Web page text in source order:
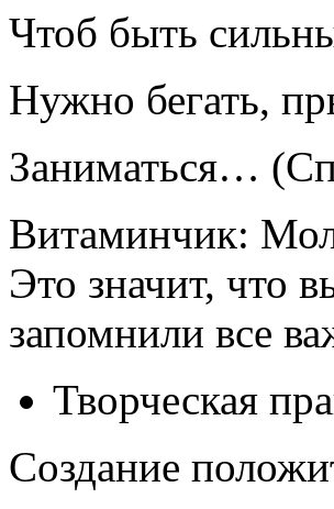
Чтоб быть
Нужно бегать,
Заниматься…
Витаминчик:
Это значит, что
запомнили все
Творческая
Создание